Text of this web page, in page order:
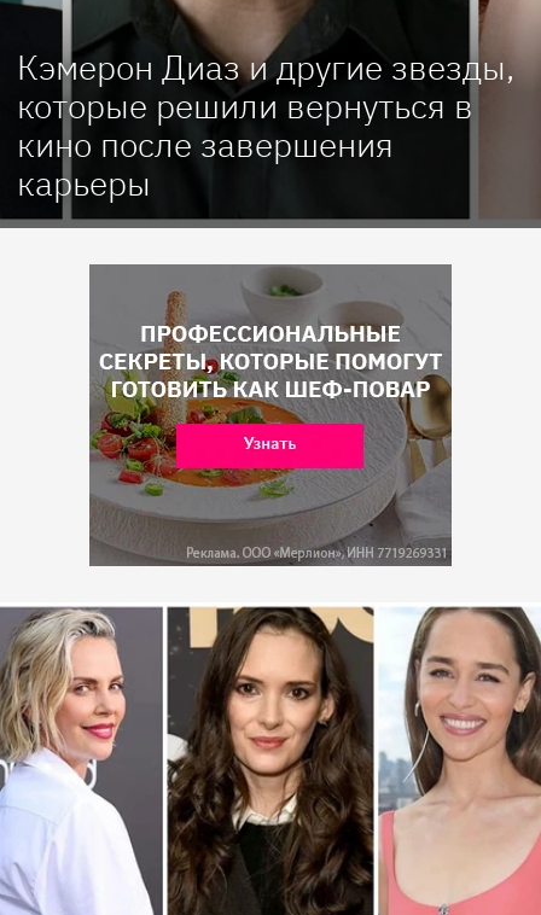
Кэмерон Диаз и другие звезды,
которые решили вернуться в
кино после завершения
карьеры